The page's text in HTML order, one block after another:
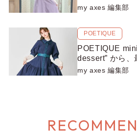
おすすめコーデ
my axes 編集部
POETIQUE
POETIQUE
dessert” から、
アイテムをご紹
my axes 編集部